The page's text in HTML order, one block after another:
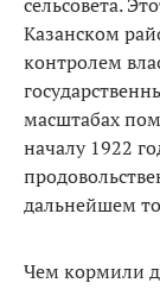
Казанском
контролем
масштабах
началу 1922
дальнейшем
Чем кормили